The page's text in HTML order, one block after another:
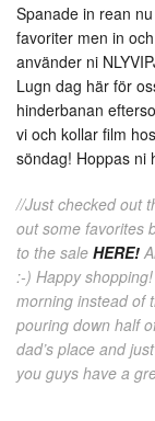
Spanade in rean
favoriter men in
använder ni
Lugn dag här för
hinderbanan
vi och kollar film
söndag! Hoppas ni
//Just checked out
out some favorites
to the sale HERE!
:-) Happy
morning instead of
pouring down half
dad’s place and
you guys have a